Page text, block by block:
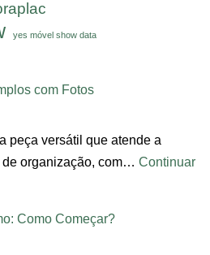
yes móvel show data
com Fotos
peça versátil que atende a
organização, com… Continuar
Como Começar?